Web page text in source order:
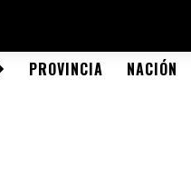
PROVINCIA NACIÓN